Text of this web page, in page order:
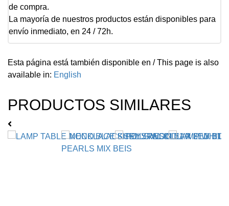
de compra.
La mayoría de nuestros productos están disponibles para
envío inmediato, en 24 / 72h.
Esta página está también disponible en / This page is also
available in: English
PRODUCTOS SIMILARES